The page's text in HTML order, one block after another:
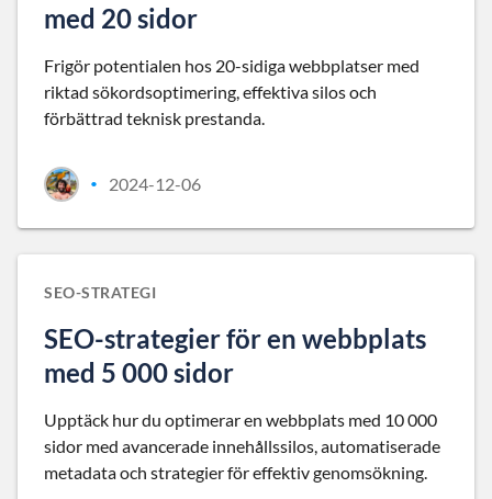
med 20 sidor
Frigör potentialen hos 20-sidiga webbplatser med
riktad sökordsoptimering, effektiva silos och
förbättrad teknisk prestanda.
• 2024-12-06
SEO-STRATEGI
SEO-strategier för en webbplats
med 5 000 sidor
Upptäck hur du optimerar en webbplats med 10 000
sidor med avancerade innehållssilos, automatiserade
metadata och strategier för effektiv genomsökning.